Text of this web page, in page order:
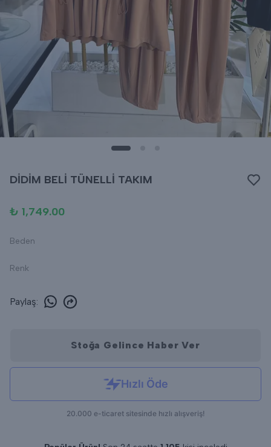
DİDİM BELİ TÜNELLİ TAKIM
₺ 1,749.00
Beden
Renk
Paylaş:
Stoğa Gelince Haber Ver